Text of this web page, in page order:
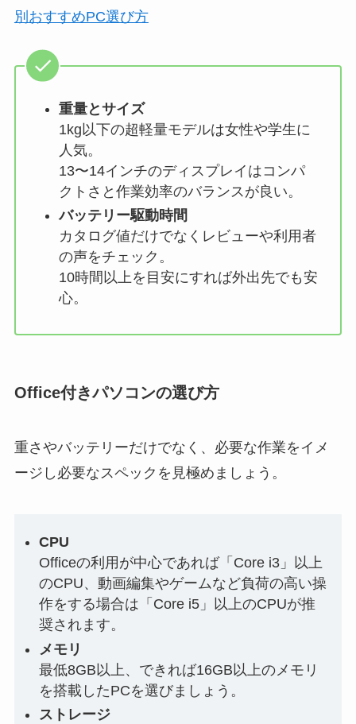
別おすすめPC選び方
重量とサイズ
1kg以下の超軽量モデルは女性や学生に
人気。
13〜14インチのディスプレイはコンパ
クトさと作業効率のバランスが良い。
バッテリー駆動時間
カタログ値だけでなくレビューや利用者
の声をチェック。
10時間以上を目安にすれば外出先でも安
心。
Office付きパソコンの選び方
重さやバッテリーだけでなく、必要な作業をイメ
ージし必要なスペックを見極めましょう。
CPU
Officeの利用が中心であれば「Core i3」以上
のCPU、動画編集やゲームなど負荷の高い操
作をする場合は「Core i5」以上のCPUが推
奨されます。
メモリ
最低8GB以上、できれば16GB以上のメモリ
を搭載したPCを選びましょう。
ストレージ